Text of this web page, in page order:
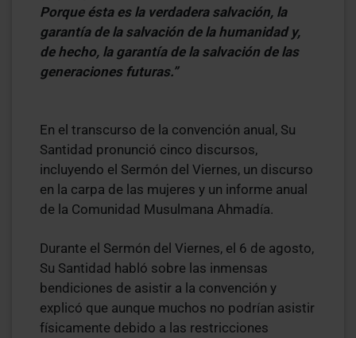
Porque ésta es la verdadera salvación, la
garantía de la salvación de la humanidad y,
de hecho, la garantía de la salvación de las
generaciones futuras.”
En el transcurso de la convención anual, Su
Santidad pronunció cinco discursos,
incluyendo el Sermón del Viernes, un discurso
en la carpa de las mujeres y un informe anual
de la Comunidad Musulmana Ahmadía.
Durante el Sermón del Viernes, el 6 de agosto,
Su Santidad habló sobre las inmensas
bendiciones de asistir a la convención y
explicó que aunque muchos no podrían asistir
físicamente debido a las restricciones